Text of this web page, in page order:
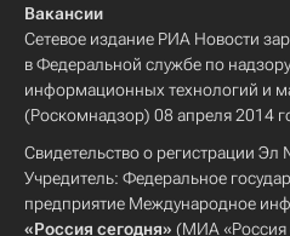
Вакансии
Сетевое издание РИА Новости
в Федеральной службе по
информационных технологий и
(Роскомнадзор) 08 апреля 2014
Свидетельство о регистрации
Учредитель: Федеральное
предприятие Международное
«Россия сегодня» (МИА «Россия